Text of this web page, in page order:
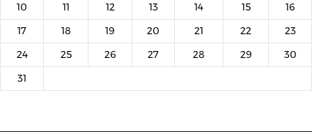
10 11 12 13 14 15 16
17 18 19 20 21 22 23
24 25 26 27 28 29 30
31